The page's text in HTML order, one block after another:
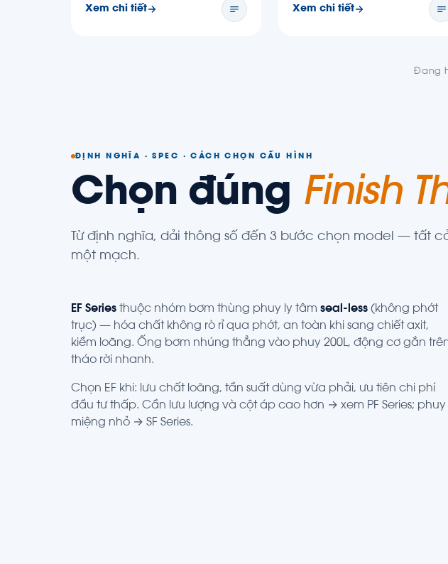
Xem chi tiết Xem chi tiết
Đang
ĐỊNH NGHĨA · SPEC · CÁCH CHỌN CẤU HÌNH
Chọn đúng Finish
Từ định nghĩa, dải thông số đến 3 bước chọn model — tất
một mạch.
EF Series thuộc nhóm bơm thùng phuy ly tâm seal-less (không phớt
trục) — hóa chất không rò rỉ qua phớt, an toàn khi sang chiết axit,
kiềm loãng. Ống bơm nhúng thẳng vào phuy 200L, động cơ gắn
tháo rời nhanh.
Chọn EF khi: lưu chất loãng, tần suất dùng vừa phải, ưu tiên chi phí
đầu tư thấp. Cần lưu lượng và cột áp cao hơn → xem PF Series; phuy
miệng nhỏ → SF Series.